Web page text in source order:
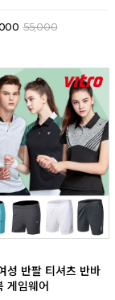
55,000
성 반팔 티셔츠 반바
게임웨어